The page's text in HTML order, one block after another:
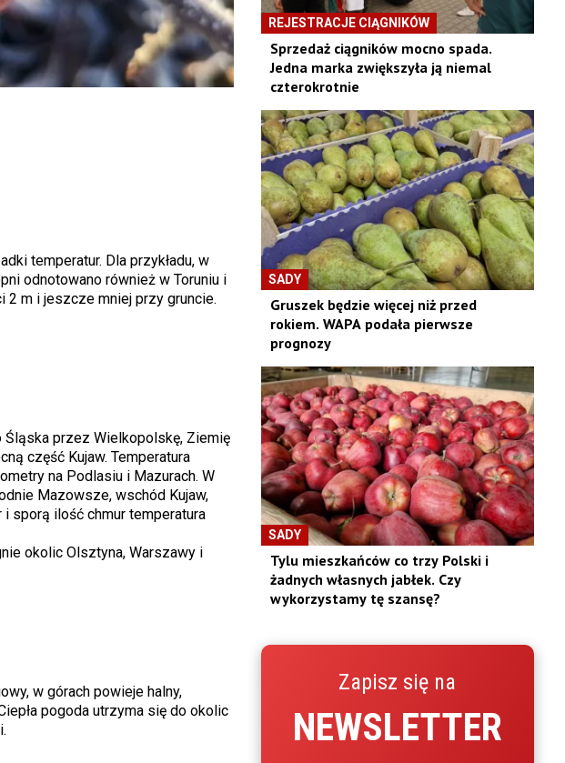
temperatur. Dla przykładu, w
odnotowano również w Toruniu i
2 m i jeszcze mniej przy gruncie.
Śląska przez Wielkopolskę, Ziemię
część Kujaw. Temperatura
na Podlasiu i Mazurach. W
Mazowsze, wschód Kujaw,
sporą ilość chmur temperatura
okolic Olsztyna, Warszawy i
w górach powieje halny,
pogoda utrzyma się do okolic
REJESTRACJE CIĄGNIKÓW
Sprzedaż ciągników mocno spada.
Jedna marka zwiększyła ją niemal
czterokrotnie
SADY
Gruszek będzie więcej niż przed
rokiem. WAPA podała pierwsze
prognozy
SADY
Tylu mieszkańców co trzy Polski i
żadnych własnych jabłek. Czy
wykorzystamy tę szansę?
Zapisz się na
NEWSLETTER